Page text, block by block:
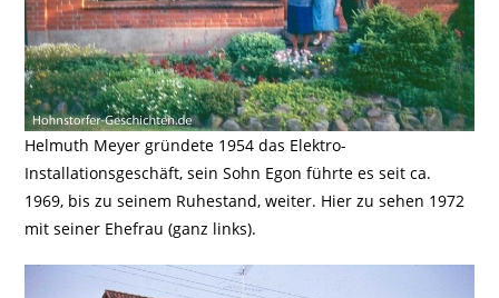
Helmuth Meyer gründete 1954 das Elektro-
Installationsgeschäft, sein Sohn Egon führte es seit ca.
1969, bis zu seinem Ruhestand, weiter. Hier zu sehen 1972
mit seiner Ehefrau (ganz links).